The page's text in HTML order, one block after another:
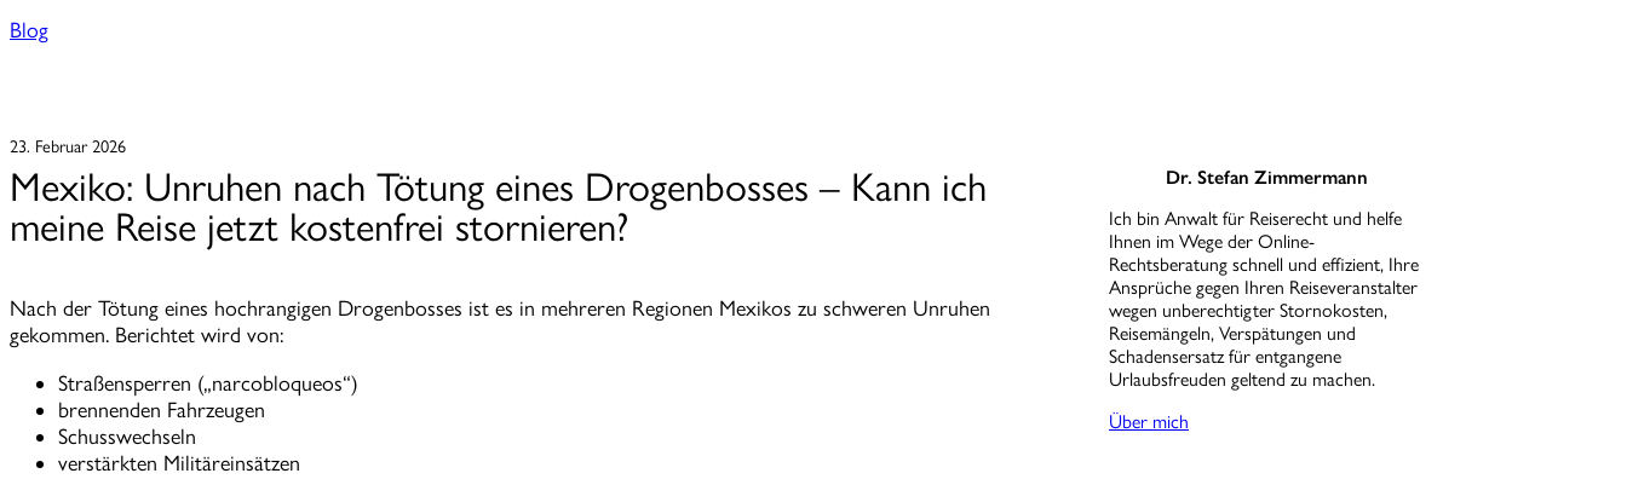
Blog
23. Februar 2026
Mexiko: Unruhen nach Tötung eines Drogenbosses – Kann ich
meine Reise jetzt kostenfrei stornieren?
Nach der Tötung eines hochrangigen Drogenbosses ist es in mehreren Regionen Mexikos zu schweren Unruhen
gekommen. Berichtet wird von:
Straßensperren („narcobloqueos“)
brennenden Fahrzeugen
Schusswechseln
verstärkten Militäreinsätzen
Dr. Stefan Zimmermann
Ich bin Anwalt für Reiserecht und helfe
Ihnen im Wege der Online-
Rechtsberatung schnell und effizient, Ihre
Ansprüche gegen Ihren Reiseveranstalter
wegen unberechtigter Stornokosten,
Reisemängeln, Verspätungen und
Schadensersatz für entgangene
Urlaubsfreuden geltend zu machen.
Über mich